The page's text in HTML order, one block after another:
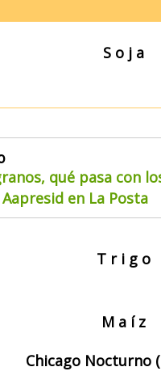
S o j a
qué pasa con
en La Posta
T r i g o
M a í z
Chicago Nocturno